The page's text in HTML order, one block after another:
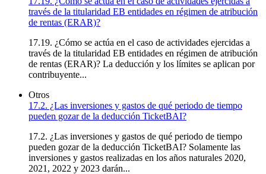
través de la titularidad EB entidades en régimen de atribución
de rentas (ERAR)?
17.19. ¿Cómo se actúa en el caso de actividades ejercidas a
través de la titularidad EB entidades en régimen de atribución
de rentas (ERAR)? La deducción y los límites se aplican por
contribuyente...
Otros
17.2. ¿Las inversiones y gastos de qué periodo de tiempo
pueden gozar de la deducción TicketBAI?
17.2. ¿Las inversiones y gastos de qué periodo de tiempo
pueden gozar de la deducción TicketBAI? Solamente las
inversiones y gastos realizadas en los años naturales 2020,
2021, 2022 y 2023 darán...